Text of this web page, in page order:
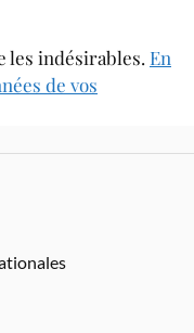
les indésirables. En
de vos